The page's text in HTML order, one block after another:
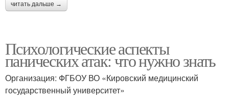
читать дальше →
Психологические аспекты
панических атак: что нужно знать
Организация: ФГБОУ ВО «Кировский медицинский
государственный университет»